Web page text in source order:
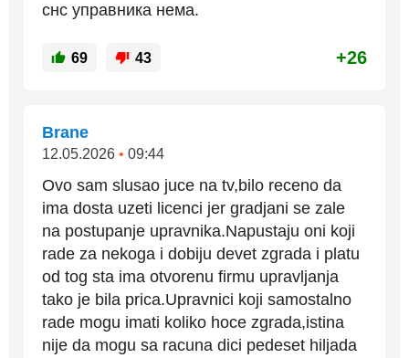
снс управника нема.
69 43 +26
Brane
12.05.2026 • 09:44
Ovo sam slusao juce na tv,bilo receno da
ima dosta uzeti licenci jer gradjani se zale
na postupanje upravnika.Napustaju oni koji
rade za nekoga i dobiju devet zgrada i platu
od tog sta ima otvorenu firmu upravljanja
tako je bila prica.Upravnici koji samostalno
rade mogu imati koliko hoce zgrada,istina
nije da mogu sa racuna dici pedeset hiljada